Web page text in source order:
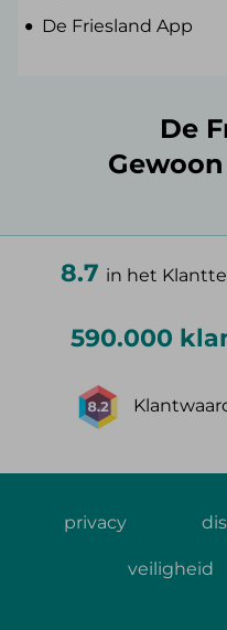
De Friesland App
De
8.7 in het
590.000
privacy
veiligheid